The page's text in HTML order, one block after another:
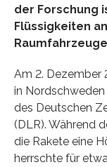
der Forschung
Flüssigkeiten
Am 2. Dezember
in
des Deutschen
(DLR). Während
die Rakete eine
herrschte für